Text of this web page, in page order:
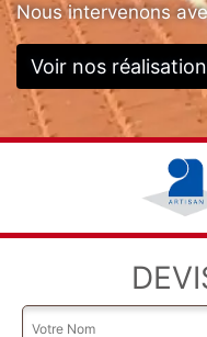
Nous intervenons
Voir nos